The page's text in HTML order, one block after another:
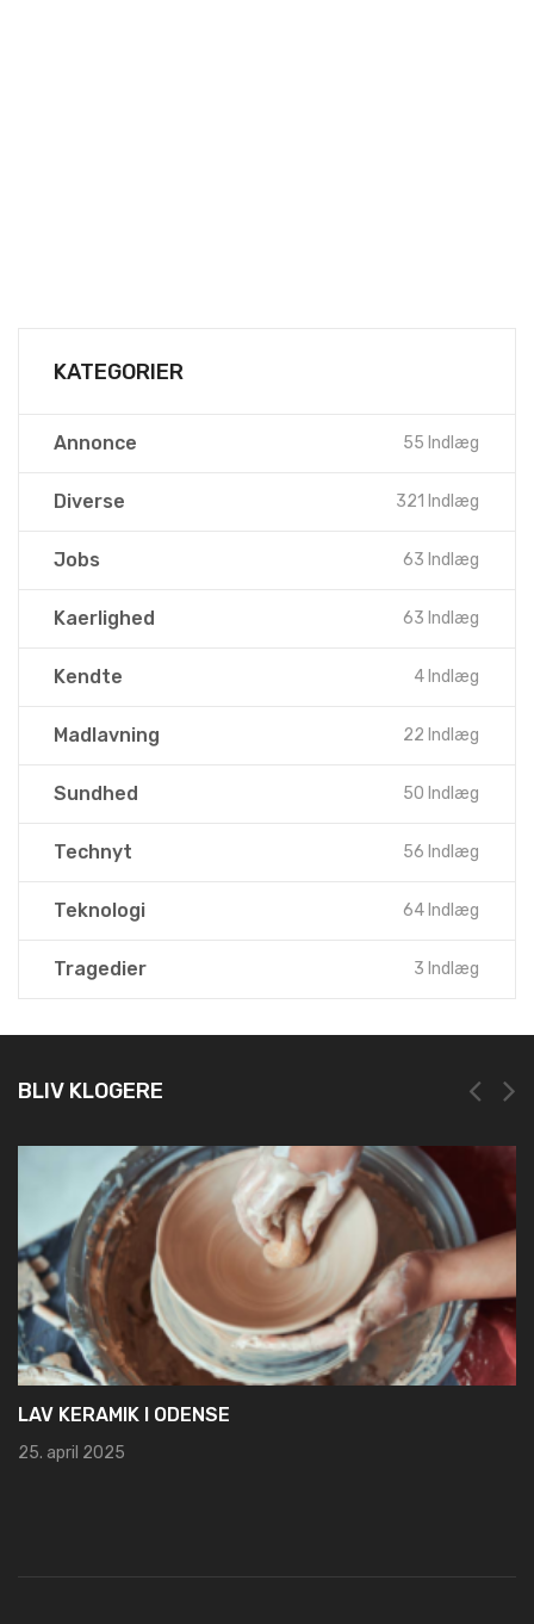
KATEGORIER
Annonce 55 Indlæg
Diverse 321 Indlæg
Jobs 63 Indlæg
Kaerlighed 63 Indlæg
Kendte 4 Indlæg
Madlavning 22 Indlæg
Sundhed 50 Indlæg
Technyt 56 Indlæg
Teknologi 64 Indlæg
Tragedier 3 Indlæg
BLIV KLOGERE
NEM OG HURTIG REGISTRERING HOS LEI
19. marts 2025